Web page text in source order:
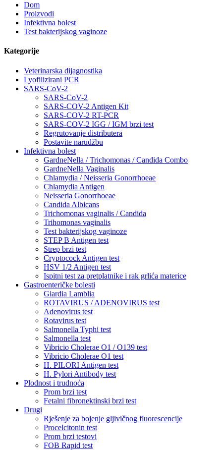
Dom
Proizvodi
Infektivna bolest
Test bakterijskog vaginoze
Kategorije
Veterinarska dijagnostika
Lyofilizirani PCR
SARS-CoV-2
SARS-CoV-2
SARS-COV-2 Antigen Kit
SARS-COV-2 RT-PCR
SARS-COV-2 IGG / IGM brzi test
Regrutovanje distributera
Postavite narudžbu
Infektivna bolest
GardneNella / Trichomonas / Candida Combo
GardneNella Vaginalis
Chlamydia / Neisseria Gonorrhoeae
Chlamydia Antigen
Neisseria Gonorrhoeae
Candida Albicans
Trichomonas vaginalis / Candida
Trihomonas vaginalis
Test bakterijskog vaginoze
STEP B Antigen test
Strep brzi test
Cryptocock Antigen test
HSV 1/2 Antigen test
Ispitni test za pretplatnike i rak grlića materice
Gastroenteričke bolesti
Giardia Lamblia
ROTAVIRUS / ADENOVIRUS test
Adenovirus test
Rotavirus test
Salmonella Typhi test
Salmonella test
Vibricio Cholerae O1 / O139 test
Vibricio Cholerae O1 test
H. PILORI Antigen test
H. Pylori Antibody test
Plodnost i trudnoća
Prom brzi test
Fetalni fibronektinski brzi test
Drugi
Rješenje za bojenje gljivičnog fluorescencije
Procelcitonin test
Prom brzi testovi
FOB Rapid test